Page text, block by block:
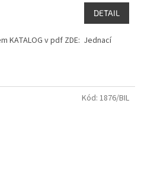
DETAIL
KATALOG v pdf ZDE: Jednací
Kód: 1876/BIL